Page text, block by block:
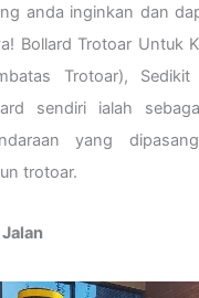
anda inginkan dan
Bollard Trotoar Untuk
Trotoar),
sendiri ialah
yang
trotoar.